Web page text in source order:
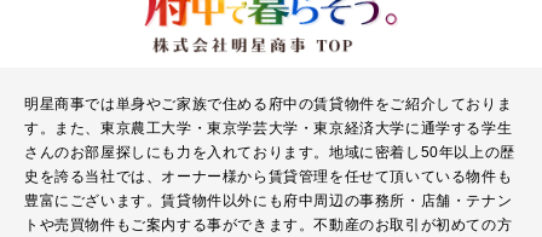
明星商事では単身やご家族で住める府中の賃貸物件をご紹介しておりま
す。また、東京農工大学・東京学芸大学・東京経済大学に通学する学生
さんのお部屋探しにも力を入れております。地域に密着し50年以上の歴
史を誇る当社では、オーナー様から賃貸管理を任せて頂いている物件も
豊富にございます。賃貸物件以外にも府中周辺の事務所・店舗・テナン
トや売買物件もご案内する事ができます。不動産のお取引が初めての方